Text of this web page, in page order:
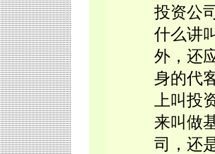
投资公
什么讲
外，还
身的代
上叫投
来叫做
司，还